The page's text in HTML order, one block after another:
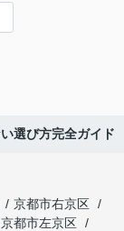
選び方完全ガイド
京都市右京区
京都市左京区